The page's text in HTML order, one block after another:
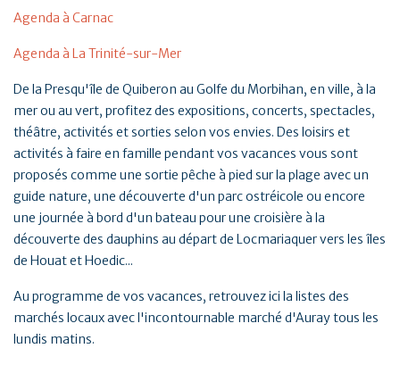
Agenda à Carnac
Agenda à La Trinité-sur-Mer
De la Presqu'île de Quiberon au Golfe du Morbihan, en ville, à la
mer ou au vert, profitez des expositions, concerts, spectacles,
théâtre, activités et sorties selon vos envies. Des loisirs et
activités à faire en famille pendant vos vacances vous sont
proposés comme une sortie pêche à pied sur la plage avec un
guide nature, une découverte d'un parc ostréicole ou encore
une journée à bord d'un bateau pour une croisière à la
découverte des dauphins au départ de Locmariaquer vers les îles
de Houat et Hoedic...
Au programme de vos vacances, retrouvez ici la listes des
marchés locaux avec l'incontournable marché d'Auray tous les
lundis matins.